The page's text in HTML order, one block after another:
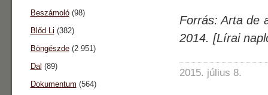
Forrás: Arta de
2014. [Lírai
2015. július 8.
Beszámoló(98)
Blőd Li (382)
Böngészde(2 951)
Dal (89)
Dokumentum (564)